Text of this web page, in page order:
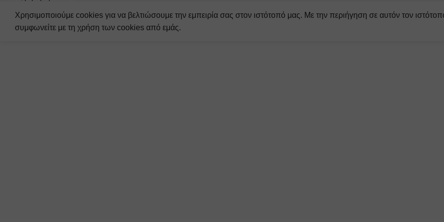
Αναζήτηση
Ξεκινήστε να πληκτρολογείτε για να δείτε τα προϊόντα που αναζητάτε.
Χρησιμοποιούμε cookies για να βελτιώσουμε την εμπειρία σας στον ιστότοπό μας. Με την περιήγηση σε αυτόν τον
συμφωνείτε με τη χρήση των cookies από εμάς.